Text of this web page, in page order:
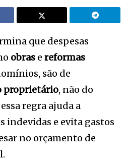
que despesas
obras e reformas
são de
proprietário, não do
regra ajuda a
indevidas e evita gastos
no orçamento de